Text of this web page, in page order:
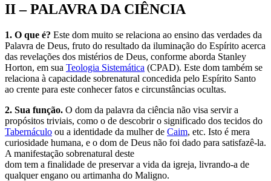
II – PALAVRA DA CIÊNCIA
1. O que é? Este dom muito se relaciona ao ensino das verdades da
Palavra de Deus, fruto do resultado da iluminação do Espírito acerca
das revelações dos mistérios de Deus, conforme aborda Stanley
Horton, em sua Teologia Sistemática (CPAD). Este dom também se
relaciona à capacidade sobrenatural concedida pelo Espírito Santo
ao crente para este conhecer fatos e circunstâncias ocultas.
2. Sua função. O dom da palavra da ciência não visa servir a
propósitos triviais, como o de descobrir o significado dos tecidos do
Tabernáculo ou a identidade da mulher de Caim, etc. Isto é mera
curiosidade humana, e o dom de Deus não foi dado para satisfazê-la.
A manifestação sobrenatural deste
dom tem a finalidade de preservar a vida da igreja, livrando-a de
qualquer engano ou artimanha do Maligno.